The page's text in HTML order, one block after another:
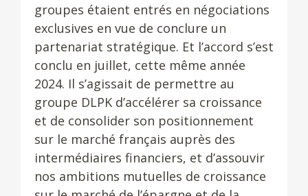
groupes étaient entrés en négociations
exclusives en vue de conclure un
partenariat stratégique. Et l’accord s’est
conclu en juillet, cette même année
2024. Il s’agissait de permettre au
groupe DLPK d’accélérer sa croissance
et de consolider son positionnement
sur le marché français auprès des
intermédiaires financiers, et d’assouvir
nos ambitions mutuelles de croissance